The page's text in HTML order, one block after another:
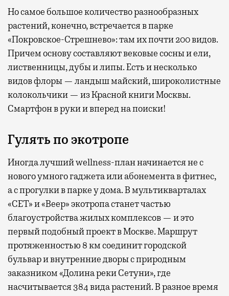
Но самое большое количество разнообразных
растений, конечно, встречается в парке
«Покровское-Стрешнево»: там ихпочти 200 видов.
Причем основу составляют вековые сосны и ели,
лиственницы, дубы и липы. Есть и несколько
видов флоры — ландыш майский, широколистные
колокольчики — из Красной книги Москвы.
Смартфон в руки и вперед на поиски!
Гулять по экотропе
Иногда лучший wellness-план начинается не с
нового умного гаджета или абонемента в фитнес,
а с прогулки в парке у дома. В мультикварталах
«СЕТ» и «Веер» экотропа станет частью
благоустройства жилых комплексов — и это
первый подобный проект в Москве. Маршрут
протяженностью 8 км соединит городской
бульвар и внутренние дворы с природным
заказником «Долина реки Сетуни», где
насчитывается 384 вида растений. В разное время